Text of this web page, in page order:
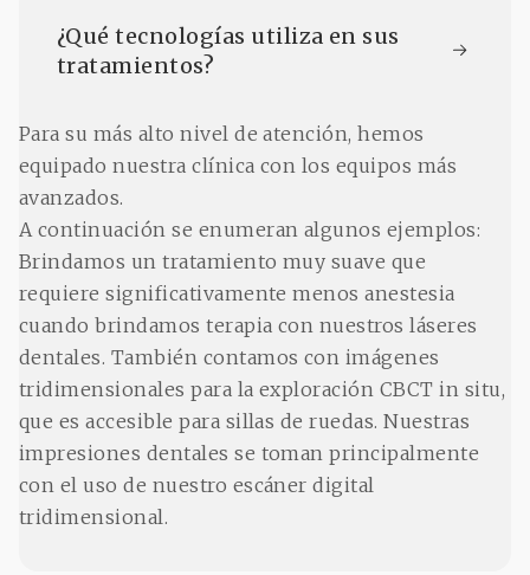
¿Qué tecnologías utiliza en sus
tratamientos?
Para su más alto nivel de atención, hemos
equipado nuestra clínica con los equipos más
avanzados.
A continuación se enumeran algunos ejemplos:
Brindamos un tratamiento muy suave que
requiere significativamente menos anestesia
cuando brindamos terapia con nuestros láseres
dentales. También contamos con imágenes
tridimensionales para la exploración CBCT in situ,
que es accesible para sillas de ruedas. Nuestras
impresiones dentales se toman principalmente
con el uso de nuestro escáner digital
tridimensional.